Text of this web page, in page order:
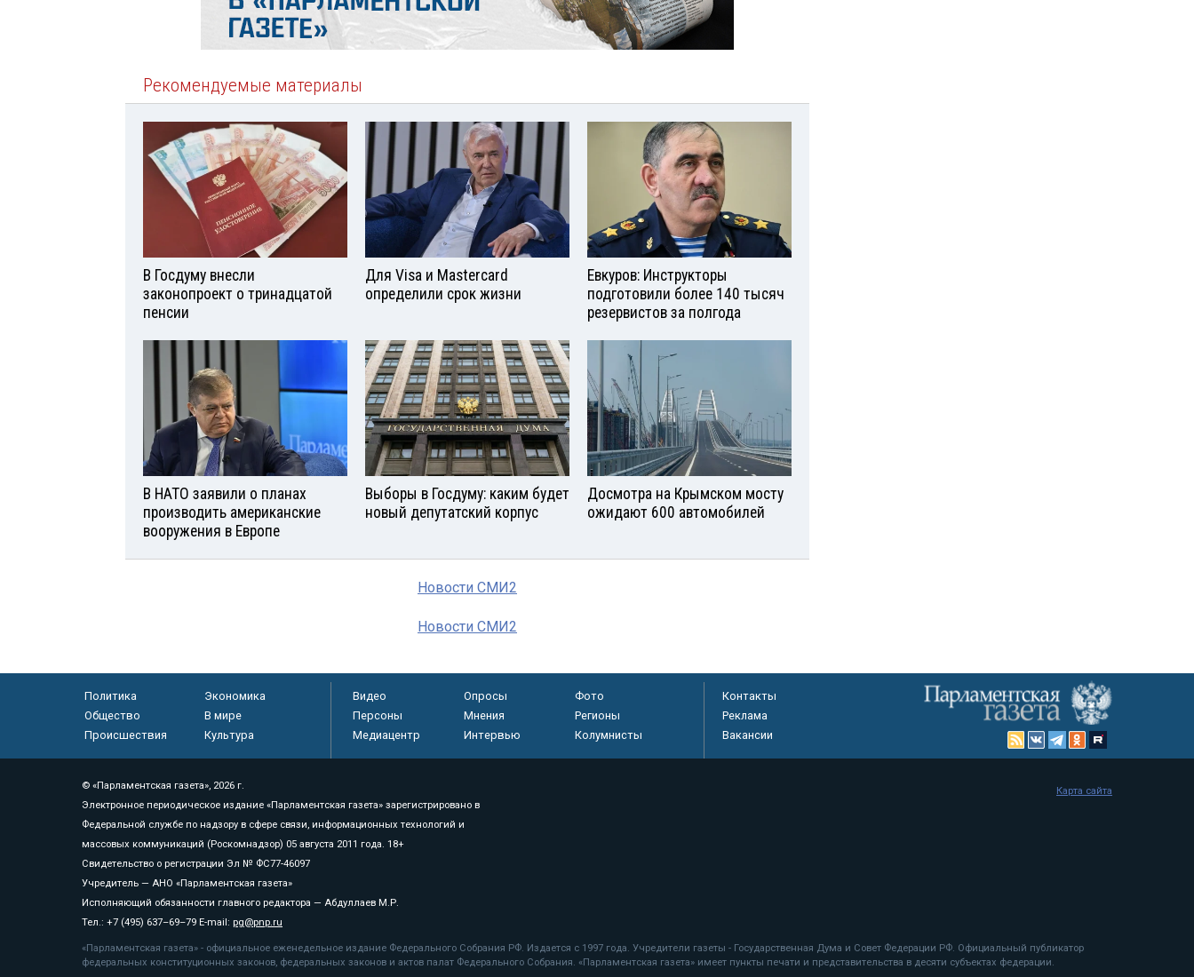
Рекомендуемые материалы
В Госдуму внесли
законопроект о тринадцатой
пенсии
Для Visа и Mastercard
определили срок жизни
Евкуров: Инструкторы
подготовили более 140 тысяч
резервистов за полгода
В НАТО заявили о планах
производить американские
вооружения в Европе
Выборы в Госдуму: каким будет
новый депутатский корпус
Досмотра на Крымском мосту
ожидают 600 автомобилей
Новости СМИ2
Новости СМИ2
Политика
Экономика
Общество
В мире
Происшествия
Культура
Видео Опросы
Фото
Персоны
Мнения
Регионы
Медиацентр
Интервью Колумнисты
Контакты
Реклама
Вакансии
© «Парламентская газета», 2026 г.
Электронное периодическое издание «Парламентская газета» зарегистрировано в
Федеральной службе по надзору в сфере связи, информационных технологий и
массовых коммуникаций (Роскомнадзор) 05 августа 2011 года. 18+
Свидетельство о регистрации Эл № ФС77-46097
Учредитель — АНО «Парламентская газета»
Исполняющий обязанности главного редактора — Абдуллаев М.Р.
Тел.: +7 (495) 637–69–79 E-mail: pg@pnp.ru
«Парламентская газета» - официальное еженедельное издание Федерального Собрания РФ. Издается с 1997 года. Учредители газеты - Государственная Дума и Совет Федерации РФ. Официальный публикатор
федеральных конституционных законов, федеральных законов и актов палат Федерального Собрания. «Парламентская газета» имеет пункты печати и представительства в десяти субъектах федерации.
Карта сайта